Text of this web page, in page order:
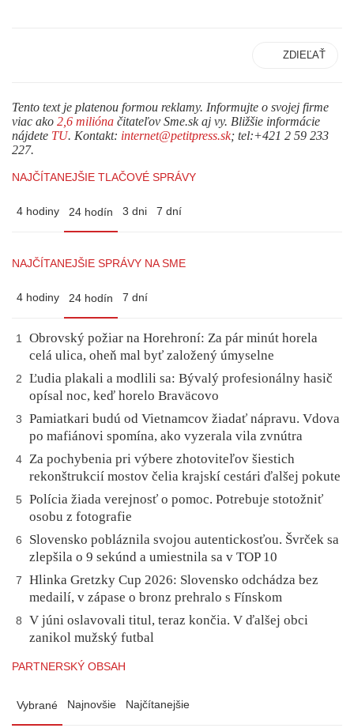
ZDIEĽAŤ
Tento text je platenou formou reklamy. Informujte o svojej firme
viac ako 2,6 milióna čitateľov Sme.sk aj vy. Bližšie informácie
nájdete TU. Kontakt: internet@petitpress.sk; tel:+421 2 59 233
227.
NAJČÍTANEJŠIE TLAČOVÉ SPRÁVY
4 hodiny 24 hodín 3 dni 7 dní
NAJČÍTANEJŠIE SPRÁVY NA SME
4 hodiny 24 hodín 7 dní
1
Obrovský požiar na Horehroní: Za pár minút horela
celá ulica, oheň mal byť založený úmyselne
2
Ľudia plakali a modlili sa: Bývalý profesionálny hasič
opísal noc, keď horelo Braväcovo
3
Pamiatkari budú od Vietnamcov žiadať nápravu. Vdova
po mafiánovi spomína, ako vyzerala vila zvnútra
4 Za pochybenia pri výbere zhotoviteľov šiestich
rekonštrukcií mostov čelia krajskí cestári ďalšej pokute
5
Polícia žiada verejnosť o pomoc. Potrebuje stotožniť
osobu z fotografie
6
Slovensko pobláznila svojou autentickosťou. Švrček sa
zlepšila o 9 sekúnd a umiestnila sa v TOP 10
7
Hlinka Gretzky Cup 2026: Slovensko odchádza bez
medailí, v zápase o bronz prehralo s Fínskom
8
V júni oslavovali titul, teraz končia. V ďalšej obci
zanikol mužský futbal
PARTNERSKÝ OBSAH
Vybrané Najnovšie Najčítanejšie